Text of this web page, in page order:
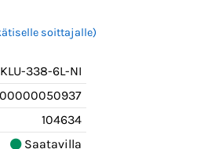
soittajalle)
338-6L-NI
104634
Saatavilla